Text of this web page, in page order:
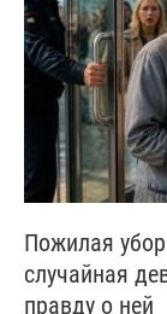
Пожилая
случайная
правду о ней